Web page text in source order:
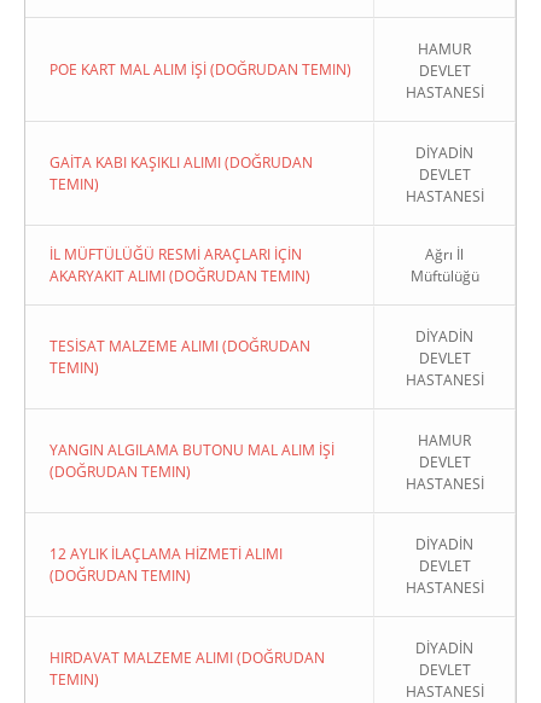
POE KART MAL ALIM İŞİ (DOĞRUDAN TEMIN)
HAMUR
DEVLET
HASTANESİ
GAİTA KABI KAŞIKLI ALIMI (DOĞRUDAN
TEMIN)
DİYADİN
DEVLET
HASTANESİ
İL MÜFTÜLÜĞÜ RESMİ ARAÇLARI İÇİN
AKARYAKIT ALIMI (DOĞRUDAN TEMIN)
Ağrı İl
Müftülüğü
TESİSAT MALZEME ALIMI (DOĞRUDAN
TEMIN)
DİYADİN
DEVLET
HASTANESİ
YANGIN ALGILAMA BUTONU MAL ALIM İŞİ
(DOĞRUDAN TEMIN)
HAMUR
DEVLET
HASTANESİ
12 AYLIK İLAÇLAMA HİZMETİ ALIMI
(DOĞRUDAN TEMIN)
DİYADİN
DEVLET
HASTANESİ
HIRDAVAT MALZEME ALIMI (DOĞRUDAN
TEMIN)
DİYADİN
DEVLET
HASTANESİ